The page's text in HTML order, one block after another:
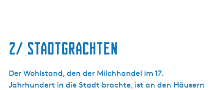
2/ stadtgrachten
Der Wohlstand, den der Milchhandel im 17.
Jahrhundert in die Stadt brachte, ist an den Häusern